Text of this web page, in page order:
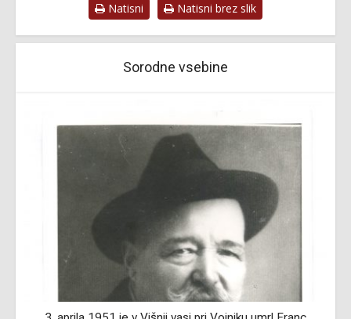
Natisni Natisni brez slik
Sorodne vsebine